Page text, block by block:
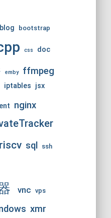
blog bootstrap
css doc
emby ffmpeg
iptables jsx
nginx
riscv sql ssh
vnc vps
xmr